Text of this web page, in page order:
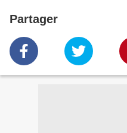
Partager